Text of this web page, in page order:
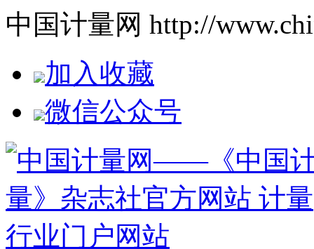
中国计量网 http://
加入收藏
微信公众号